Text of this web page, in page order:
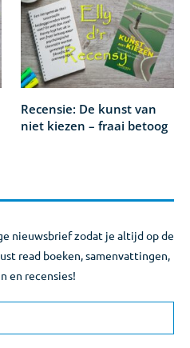
Recensie: De kunst van
niet kiezen – fraai betoog
nieuwsbrief zodat je altijd op de
read boeken, samenvattingen,
en recensies!